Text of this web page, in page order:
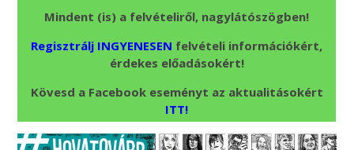
Mindent (is) a felvételiről, nagylátószögben!
Regisztrálj INGYENESEN felvételi információkért,
érdekes előadásokért!
Kövesd a Facebook eseményt az aktualitásokért
ITT!